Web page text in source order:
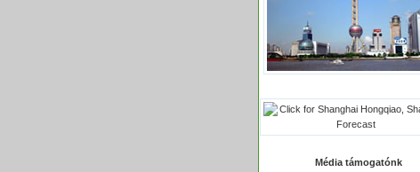
Média támogatónk